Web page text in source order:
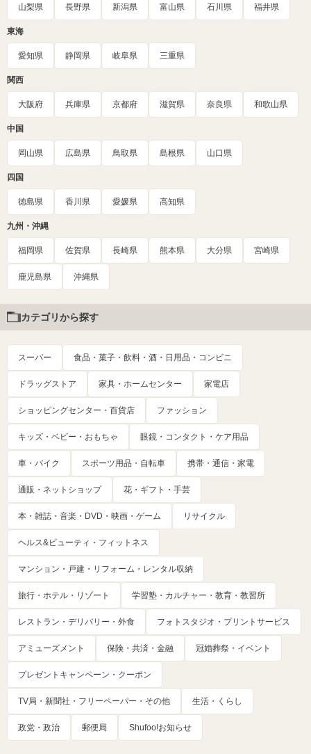
山梨県 長野県 新潟県 富山県 石川県 福井県
東海
愛知県 静岡県 岐阜県 三重県
関西
大阪府 兵庫県 京都府 滋賀県 奈良県 和歌山県
中国
岡山県 広島県 鳥取県 島根県 山口県
四国
徳島県 香川県 愛媛県 高知県
九州・沖縄
福岡県 佐賀県 長崎県 熊本県 大分県 宮崎県
鹿児島県 沖縄県
カテゴリから探す
スーパー 食品・菓子・飲料・酒・日用品・コンビニ
ドラッグストア 家具・ホームセンター 家電店
ショッピングセンター・百貨店 ファッション
キッズ・ベビー・おもちゃ 眼鏡・コンタクト・ケア用品
車・バイク スポーツ用品・自転車 携帯・通信・家電
通販・ネットショップ 花・ギフト・手芸
本・雑誌・音楽・DVD・映画・ゲーム リサイクル
ヘルス&ビューティ・フィットネス
マンション・戸建・リフォーム・レンタル収納
旅行・ホテル・リゾート 学習塾・カルチャー・教育・教習所
レストラン・デリバリー・外食 フォトスタジオ・プリントサービス
アミューズメント 保険・共済・金融 冠婚葬祭・イベント
プレゼントキャンペーン・クーポン
TV局・新聞社・フリーペーパー・その他 生活・くらし
政党・政治 郵便局 Shufoo!お知らせ